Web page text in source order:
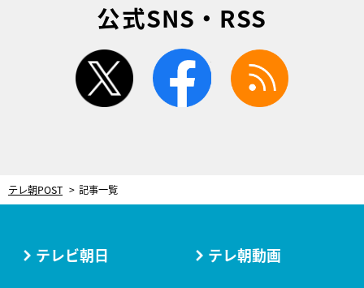
公式SNS・RSS
twitter facebook
テレ朝POST 記事一覧
テレビ朝日 テレ朝動画